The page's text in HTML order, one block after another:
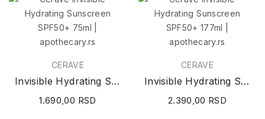
CERAVE
Invisible Hydrating Sunscreen SPF50+ 75ml
1.690,00 RSD
CERAVE
Invisible Hydrating Sunscreen SPF50+ 177ml
2.390,00 RSD